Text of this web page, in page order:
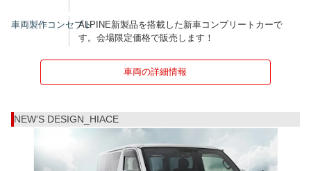
車両製作コンセプトALPINE新製品を搭載した新車コンプリートカーで
す。会場限定価格で販売します！
車両の詳細情報
NEW'S DESIGN_HIACE